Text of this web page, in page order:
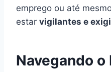
emprego ou até
estar vigilantes e
Navegando o